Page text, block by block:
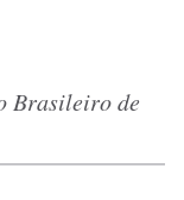
Brasileiro de